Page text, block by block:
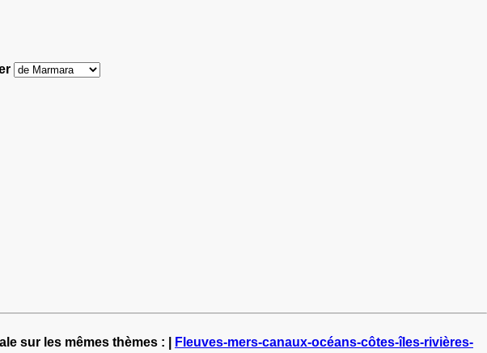
sur les mêmes thèmes : |
Fleuves-mers-canaux-océans-côtes-îles-rivières-